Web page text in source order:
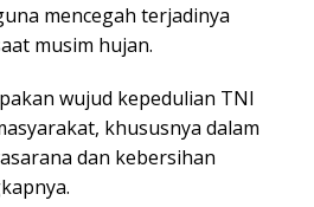
mencegah terjadinya
musim hujan.
wujud kepedulian TNI
khususnya dalam
dan kebersihan